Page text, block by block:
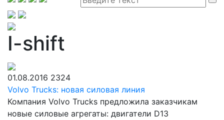
I-shift
01.08.2016 2324
Volvo Trucks: новая силовая линия
Компания Volvo Trucks предложила заказчикам
новые силовые агрегаты: двигатели D13